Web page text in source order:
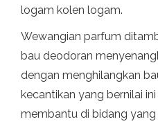
logam kolen logam.
Wewangian parfum
bau deodoran
dengan menghilangkan
kecantikan yang bernilai
membantu di bidang yang